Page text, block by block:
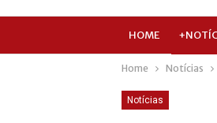
HOME
Home Notícias
Notícias